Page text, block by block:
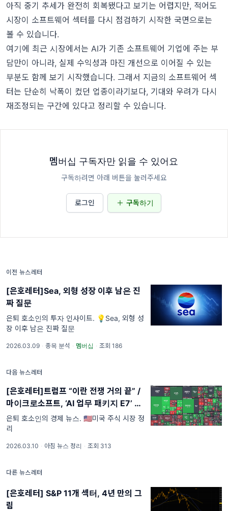
아직 중기 추세가 완전히 회복됐다고 보기는 어렵지만, 적어도
시장이 소프트웨어 섹터를 다시 점검하기 시작한 국면으로는
볼 수 있습니다.
여기에 최근 시장에서는 AI가 기존 소프트웨어 기업에 주는 부
담만이 아니라, 실제 수익성과 마진 개선으로 이어질 수 있는
부분도 함께 보기 시작했습니다. 그래서 지금의 소프트웨어 섹
터는 단순히 낙폭이 컸던 업종이라기보다, 기대와 우려가 다시
재조정되는 구간에 있다고 정리할 수 있습니다.
멤버십 구독자만 읽을 수 있어요
구독하려면 아래 버튼을 눌러주세요
로그인 구독하기
이전 뉴스레터
[은호레터]Sea, 외형 성장 이후 남은 진
짜 질문
은퇴 호소인의 투자 인사이트. 💡Sea, 외형 성
장 이후 남은 진짜 질문
2026.03.09 · 종목 분석 · 멤버십 · 조회 186
다음 뉴스레터
[은호레터]트럼프 “이란 전쟁 거의 끝” /
마이크로소프트, ‘AI 업무 패키지 E7’ 출
시 / 오픈AI, AI 보안 스타트업 인수 등 오
늘의 경제 뉴스
은퇴 호소인의 경제 뉴스. 🇺🇸미국 주식 시장 정
리
2026.03.10 · 아침 뉴스 정리 · 조회 313
다른 뉴스레터
[은호레터] S&P 11개 섹터, 4년 만의 그
림